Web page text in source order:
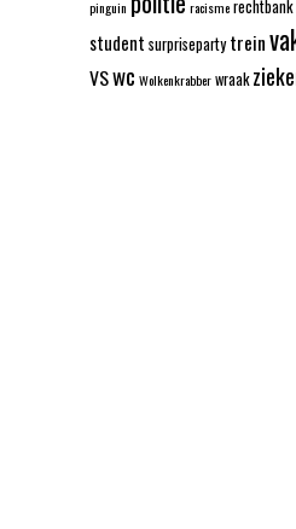
pinguin racismerechtbank
student surpriseparty trein
VSwc Wolkenkrabberwraak